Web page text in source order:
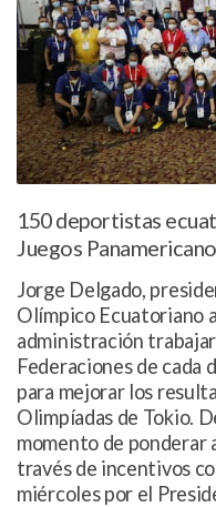
150 deportistas
Juegos
Jorge Delgado,
Olímpico Ecuatoriano
administración
Federaciones de cada
para mejorar los
Olimpíadas de Tokio.
momento de ponderar
través de incentivos
miércoles por el